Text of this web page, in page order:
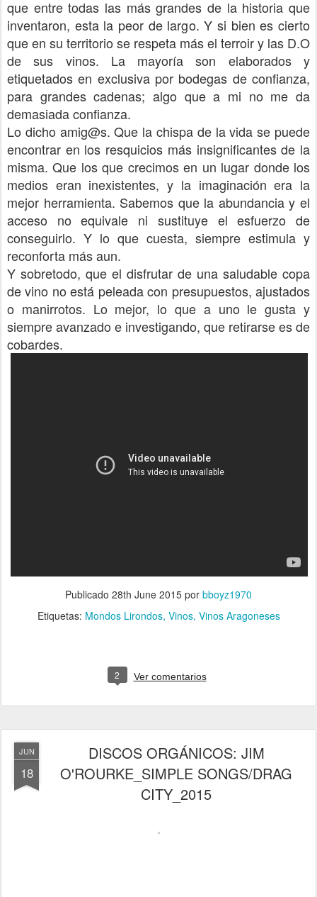
que entre todas las más grandes de la historia que
inventaron, esta la peor de largo. Y si bien es cierto
que en su territorio se respeta más el terroir y las D.O
de sus vinos. La mayoría son elaborados y
etiquetados en exclusiva por bodegas de confianza,
para grandes cadenas; algo que a mi no me da
demasiada confianza.
Lo dicho amig@s. Que la chispa de la vida se puede
encontrar en los resquicios más insignificantes de la
misma. Que los que crecimos en un lugar donde los
medios eran inexistentes, y la imaginación era la
mejor herramienta. Sabemos que la abundancia y el
acceso no equivale ni sustituye el esfuerzo de
conseguirlo. Y lo que cuesta, siempre estimula y
reconforta más aun.
Y sobretodo, que el disfrutar de una saludable copa
de vino no está peleada con presupuestos, ajustados
o manirrotos. Lo mejor, lo que a uno le gusta y
siempre avanzado e investigando, que retirarse es de
cobardes.
Publicado 28th June 2015 por bboyz1970
Etiquetas: Mondos Lirondos Vinos Vinos Aragoneses
2 Ver comentarios
JUN
18
DISCOS ORGÁNICOS: JIM
O'ROURKE_SIMPLE SONGS/DRAG
CITY_2015